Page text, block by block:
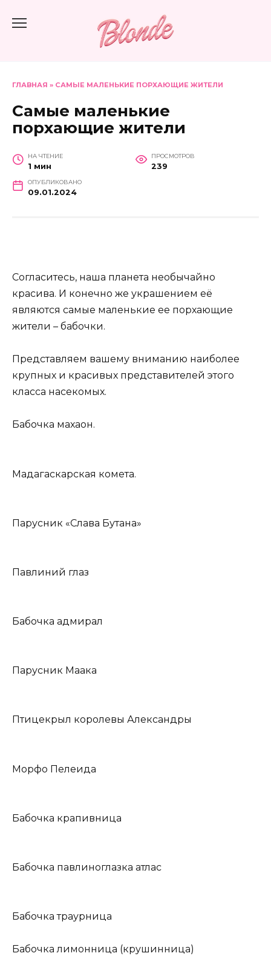
ГЛАВНАЯ » САМЫЕ МАЛЕНЬКИЕ ПОРХАЮЩИЕ ЖИТЕЛИ
Самые маленькие
порхающие жители
НА ЧТЕНИЕ
1 мин
ПРОСМОТРОВ
239
ОПУБЛИКОВАНО
09.01.2024
Согласитесь, наша планета необычайно
красива. И конечно же украшением её
являются самые маленькие ее порхающие
жители – бабочки.
Представляем вашему вниманию наиболее
крупных и красивых представителей этого
класса насекомых.
Бабочка махаон.
Мадагаскарская комета.
Парусник «Слава Бутана»
Павлиний глаз
Бабочка адмирал
Парусник Маака
Птицекрыл королевы Александры
Морфо Пелеида
Бабочка крапивница
Бабочка павлиноглазка атлас
Бабочка траурница
Бабочка лимонница (крушинница)